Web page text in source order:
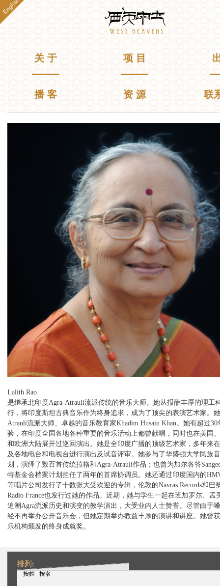
跳
转
到
主
要
内
容
Westheavens
English
主菜单 关 于 项 目
播 客 资 源 联
Lalith Rao
是继承北印度Agra-Atrauli流派传统的音乐大师。她从报酬丰厚的理工
行，将印度斯坦古典音乐作为终身追求，成为了顶尖的表演艺术家。
Atrauli流派大师、卓越的音乐教育家Khadim Husain Khan。她有超过
验，在印度全国各地各种重要的音乐活动上都曾献唱，同时也在美国
和欧洲大陆展开过巡回演出。她是全印度广播的顶级艺术家，多年来
及各地电台和电视台进行演出及试音评审。她参与了华盛顿大学民族
划，演绎了数百首传统拉格和Agra-Atrauli作品；也曾为加尔各答
特基金会档案计划担任了两年的首席协调员。她还通过印度国内的
等唱片公司发行了十数张大受欢迎的专辑，伦敦的Navras Records和巴
Radio France也发行过她的作品。近期，她与学生一起在班加罗尔、孟
追溯Agra流派历史和演变的教学演出，大受业内人士赞誉。尽管由于
经不再举办公开音乐会，但她定期举办教益丰厚的演讲和讲座。她曾
乐机构颁发的终身成就奖。
排列:
按姓
（活动标签） 按名